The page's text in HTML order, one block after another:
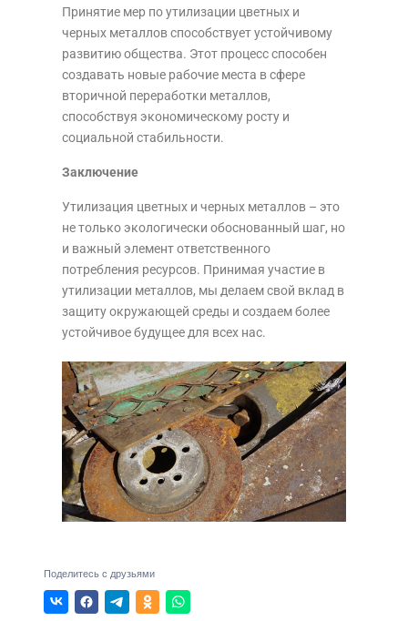
Принятие мер по утилизации цветных и
черных металлов способствует устойчивому
развитию общества. Этот процесс способен
создавать новые рабочие места в сфере
вторичной переработки металлов,
способствуя экономическому росту и
социальной стабильности.
Заключение
Утилизация цветных и черных металлов – это
не только экологически обоснованный шаг, но
и важный элемент ответственного
потребления ресурсов. Принимая участие в
утилизации металлов, мы делаем свой вклад в
защиту окружающей среды и создаем более
устойчивое будущее для всех нас.
Поделитесь с друзьями